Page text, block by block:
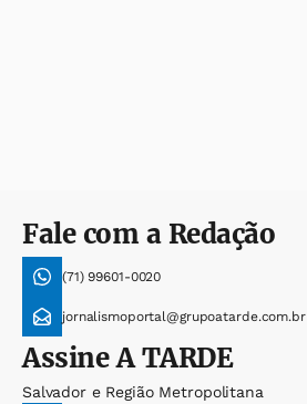
Fale com a Redação
(71) 99601-0020
jornalismoportal@grupoatarde.com.br
AssineA TARDE
Salvador e Região Metropolitana